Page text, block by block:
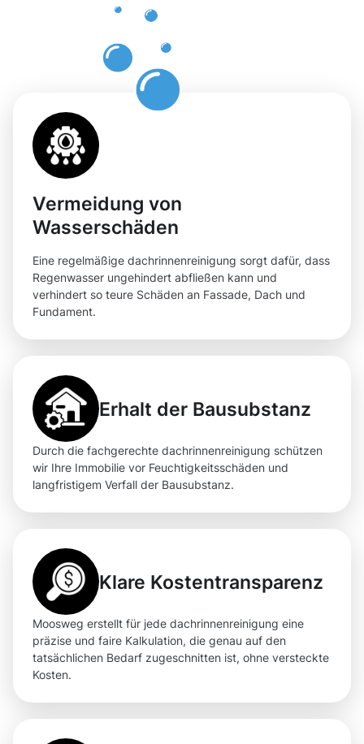
Vermeidung von
Wasserschäden
Eine regelmäßige dachrinnenreinigung sorgt dafür, dass
Regenwasser ungehindert abfließen kann und
verhindert so teure Schäden an Fassade, Dach und
Fundament.
Erhalt der Bausubstanz
Durch die fachgerechte dachrinnenreinigung schützen
wir Ihre Immobilie vor Feuchtigkeitsschäden und
langfristigem Verfall der Bausubstanz.
Klare Kostentransparenz
Moosweg erstellt für jede dachrinnenreinigung eine
präzise und faire Kalkulation, die genau auf den
tatsächlichen Bedarf zugeschnitten ist, ohne versteckte
Kosten.